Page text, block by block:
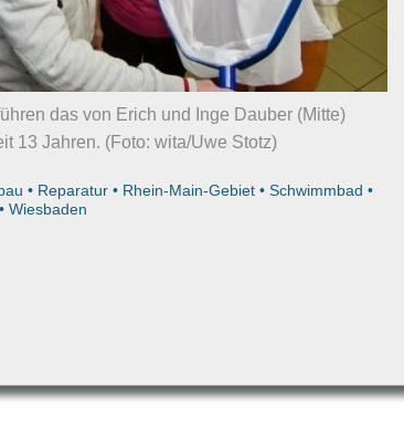
das von Erich und Inge Dauber (Mitte)
13 Jahren. (Foto: wita/Uwe Stotz)
• Reparatur • Rhein-Main-Gebiet •Schwimmbad •
• Wiesbaden